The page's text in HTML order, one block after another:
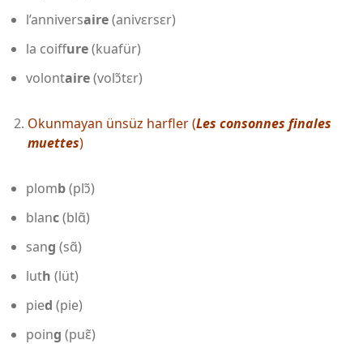
l’anniversaire(anivɛrsɛr)
la coiffure(kuafür)
volontaire(volɔ̃tɛr)
Okunmayan ünsüz harfler (Les consonnes finales
muettes)
plomb(plɔ̃)
blanc(blɑ̃)
sang (sɑ̃)
luth (lüt)
pied (pie)
poing (puɛ̃)